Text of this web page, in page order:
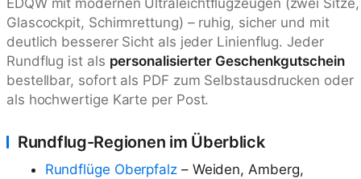
Glascockpit, Schirmrettung) – ruhig, sicher und mit
deutlich besserer Sicht als jeder Linienflug. Jeder
Rundflug ist als personalisierter Geschenkgutschein
bestellbar, sofort als PDF zum Selbstausdrucken oder
als hochwertige Karte per Post.
Rundflug-Regionen im Überblick
Rundflüge Oberpfalz– Weiden, Amberg,